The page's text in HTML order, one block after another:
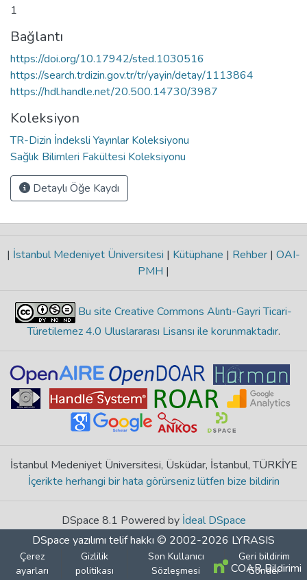
1
Bağlantı
https://doi.org/10.17942/sted.1030516
https://search.trdizin.gov.tr/tr/yayin/detay/1113864
https://hdl.handle.net/20.500.14730/3987
Koleksiyon
TR-Dizin İndeksli Yayınlar Koleksiyonu
Sağlık Bilimleri Fakültesi Koleksiyonu
Detaylı Öğe Kaydı
| İstanbul Medeniyet Üniversitesi | Kütüphane | Rehber | OAI-
PMH |
Bu site Creative Commons Alıntı-Gayri Ticari-
Türetilemez 4.0 Uluslararası Lisansı ile korunmaktadır.
İstanbul Medeniyet Üniversitesi, Üsküdar, İstanbul, TÜRKİYE
İçerikte herhangi bir hata görürseniz lütfen bize bildirin
DSpace 8.1 Powered by İdeal DSpace
DSpace yazılımı telif hakkı © 2002-2026 LYRASIS
Çerez
ayarları
Gizlilik
politikası
Son Kullanıcı
Sözleşmesi
Geri bildirim
Gönder
COAR Bildirimi